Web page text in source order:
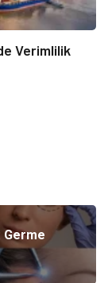
Verimlilik
Germe